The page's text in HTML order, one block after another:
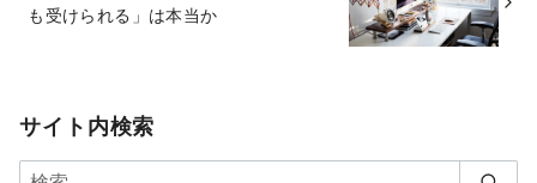
も受けられる」は本当か
サイト内検索